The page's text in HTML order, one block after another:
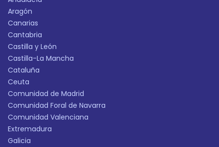
Aragón
Canarias
Cantabria
Castilla y León
Castilla-La Mancha
Cataluña
Ceuta
Comunidad de Madrid
Comunidad Foral de Navarra
Comunidad Valenciana
Extremadura
Galicia